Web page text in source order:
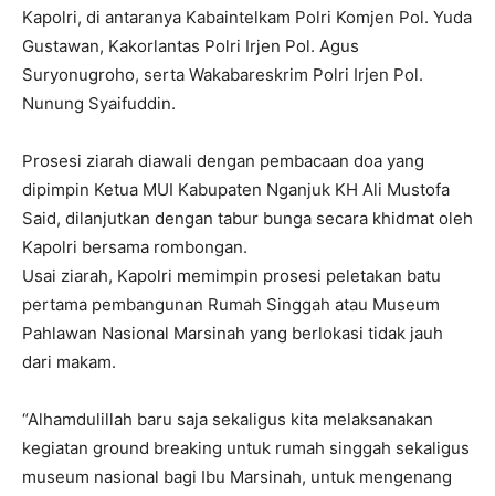
Kapolri, di antaranya Kabaintelkam Polri Komjen Pol. Yuda
Gustawan, Kakorlantas Polri Irjen Pol. Agus
Suryonugroho, serta Wakabareskrim Polri Irjen Pol.
Nunung Syaifuddin.
Prosesi ziarah diawali dengan pembacaan doa yang
dipimpin Ketua MUI Kabupaten Nganjuk KH Ali Mustofa
Said, dilanjutkan dengan tabur bunga secara khidmat oleh
Kapolri bersama rombongan.
Usai ziarah, Kapolri memimpin prosesi peletakan batu
pertama pembangunan Rumah Singgah atau Museum
Pahlawan Nasional Marsinah yang berlokasi tidak jauh
dari makam.
“Alhamdulillah baru saja sekaligus kita melaksanakan
kegiatan ground breaking untuk rumah singgah sekaligus
museum nasional bagi Ibu Marsinah, untuk mengenang